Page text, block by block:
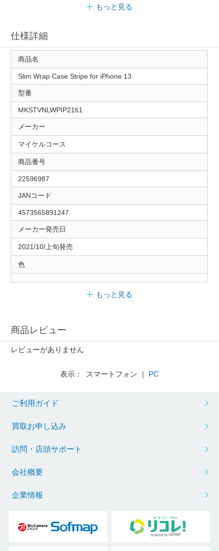
もっと見る
仕様詳細
商品名
Slim Wrap Case Stripe for iPhone 13
型番
MKSTVNLWPIP2161
メーカー
マイケルコース
商品番号
22596987
JANコード
4573565891247
メーカー発売日
2021/10/上旬発売
色
もっと見る
商品レビュー
レビューがありません
表示： スマートフォン ｜ PC
ご利用ガイド
買取お申し込み
訪問・店頭サポート
会社概要
企業情報